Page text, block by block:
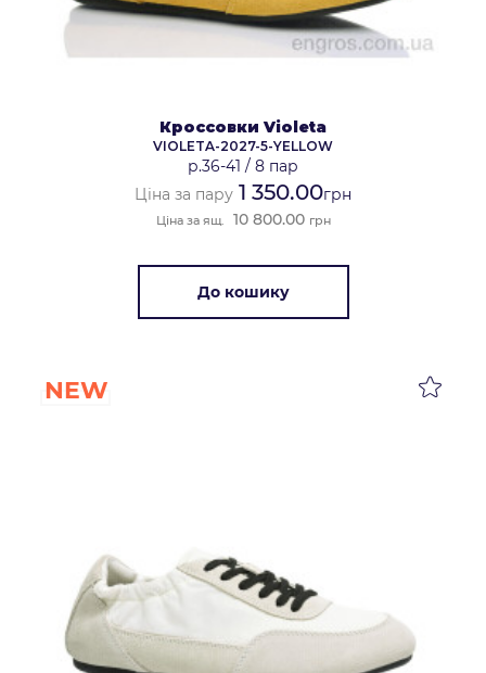
Кроссовки Violeta
VIOLETA-2027-5-YELLOW
р.36-41 / 8 пар
Ціна за пару 1 350.00грн
Ціна за ящ. 10 800.00 грн
До кошику
NEW